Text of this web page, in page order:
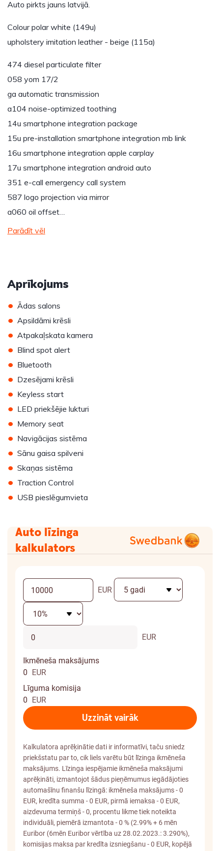
Auto pirkts jauns latvijā.
Colour polar white (149u)
upholstery imitation leather - beige (115a)
474 diesel particulate filter
058 yom 17/2
ga automatic transmission
a104 noise-optimized toothing
14u smartphone integration package
15u pre-installation smartphone integration mb link
16u smartphone integration apple carplay
17u smartphone integration android auto
351 e-call emergency call system
587 logo projection via mirror
a060 oil offset…
Parādīt vēl
Aprīkojums
• Ādas salons
• Apsildāmi krēsli
• Atpakaļskata kamera
• Blind spot alert
• Bluetooth
• Dzesējami krēsli
• Keyless start
• LED priekšējie lukturi
• Memory seat
• Navigācijas sistēma
• Sānu gaisa spilveni
• Skaņas sistēma
• Traction Control
• USB pieslēgumvieta